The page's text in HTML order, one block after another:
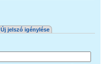
Új jelszó igénylése